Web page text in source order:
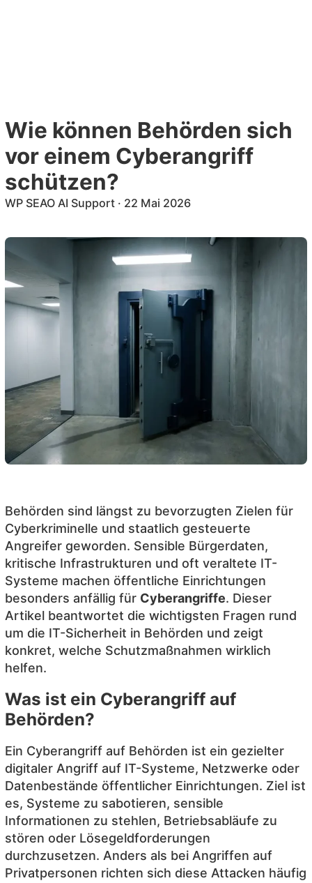
Wie können Behörden sich
vor einem Cyberangriff
schützen?
WP SEAO AI Support· 22 Mai 2026
Behörden sind längst zu bevorzugten Zielen für
Cyberkriminelle und staatlich gesteuerte
Angreifer geworden. Sensible Bürgerdaten,
kritische Infrastrukturen und oft veraltete IT-
Systeme machen öffentliche Einrichtungen
besonders anfällig für Cyberangriffe. Dieser
Artikel beantwortet die wichtigsten Fragen rund
um die IT-Sicherheit in Behörden und zeigt
konkret, welche Schutzmaßnahmen wirklich
helfen.
Was ist ein Cyberangriff auf
Behörden?
Ein Cyberangriff auf Behörden ist ein gezielter
digitaler Angriff auf IT-Systeme, Netzwerke oder
Datenbestände öffentlicher Einrichtungen. Ziel ist
es, Systeme zu sabotieren, sensible
Informationen zu stehlen, Betriebsabläufe zu
stören oder Lösegeldforderungen
durchzusetzen. Anders als bei Angriffen auf
Privatpersonen richten sich diese Attacken häufig